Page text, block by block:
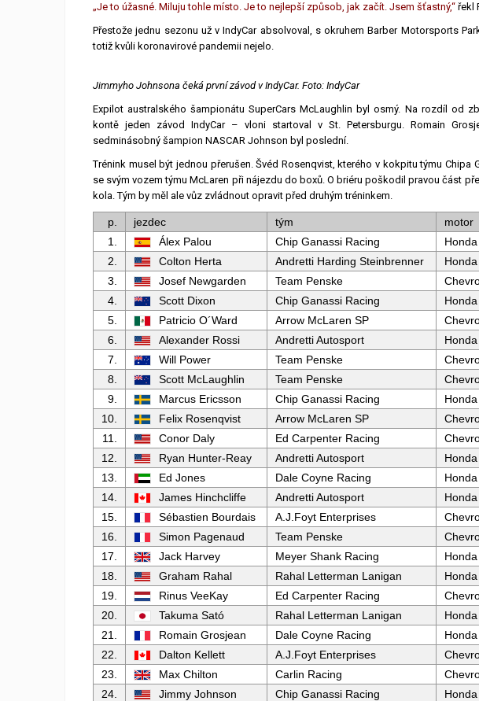
„Je to úžasné. Miluju tohle místo. Je to nejlepší způsob, jak začít. Jsem šťastný,“ řekl
Přestože jednu sezonu už v IndyCar absolvoval, s okruhem Barber Motorsports
totiž kvůli koronavirové pandemii nejelo.
Jimmyho Johnsona čeká první závod v IndyCar. Foto: IndyCar
Expilot australského šampionátu SuperCars McLaughlin byl osmý. Na rozdíl od
kontě jeden závod IndyCar – vloni startoval v St. Petersburgu. Romain
sedminásobný šampion NASCAR Johnson byl poslední.
Trénink musel být jednou přerušen. Švéd Rosenqvist, kterého v kokpitu týmu Chipa
se svým vozem týmu McLaren při nájezdu do boxů. O briéru poškodil pravou část
kola. Tým by měl ale vůz zvládnout opravit před druhým tréninkem.
p. jezdec tým motor
1.
Álex Palou Chip Ganassi Racing Honda
2.
Colton Herta Andretti Harding Steinbrenner Honda
3.
Josef Newgarden Team Penske
4.
Scott Dixon Chip Ganassi Racing Honda
5.
Patricio O´Ward Arrow McLaren SP
6.
Alexander Rossi Andretti Autosport Honda
7.
Will Power Team Penske
8.
Scott McLaughlin Team Penske
9.
Marcus Ericsson Chip Ganassi Racing Honda
10.
Felix Rosenqvist Arrow McLaren SP
11.
Conor Daly Ed Carpenter Racing
12.
Ryan Hunter-Reay Andretti Autosport Honda
13.
Ed Jones Dale Coyne Racing Honda
14.
James Hinchcliffe Andretti Autosport Honda
15.
Sébastien Bourdais A.J.Foyt Enterprises
16.
Simon Pagenaud Team Penske
17.
Jack Harvey Meyer Shank Racing Honda
18.
Graham Rahal Rahal Letterman Lanigan Honda
19.
Rinus VeeKay Ed Carpenter Racing
20.
Takuma Sató Rahal Letterman Lanigan Honda
21.
Romain Grosjean Dale Coyne Racing Honda
22.
Dalton Kellett A.J.Foyt Enterprises
23.
Max Chilton Carlin Racing
24.
Jimmy Johnson Chip Ganassi Racing Honda